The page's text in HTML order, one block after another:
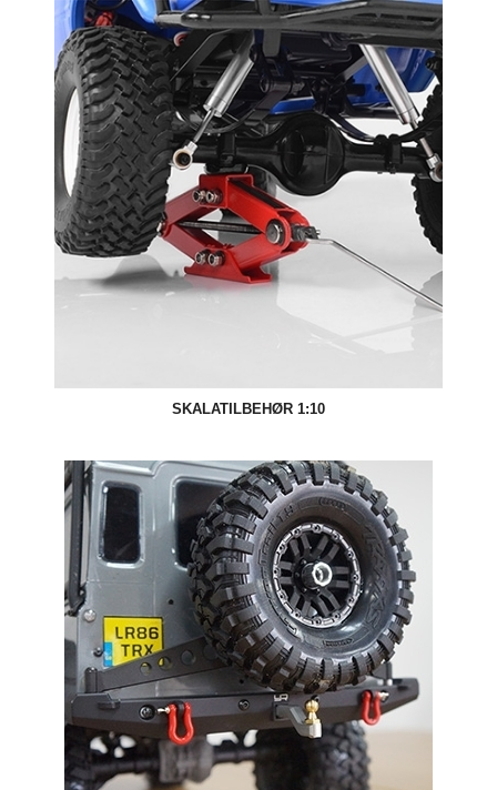
SKALATILBEHØR 1:10